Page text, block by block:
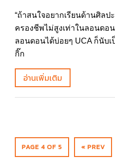
“ถ้าสนใจอยากเรียนด้านศิลป
ครองชีพไม่สูงเท่าในลอนดอ
ลอนดอนได้บ่อยๆ UCA ก็นับเ
กิ๊ก
อ่านเพิ่มเติม
PAGE 4 OF 5 « PREV